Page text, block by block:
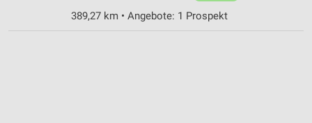
389,27 km • Angebote: 1 Prospekt